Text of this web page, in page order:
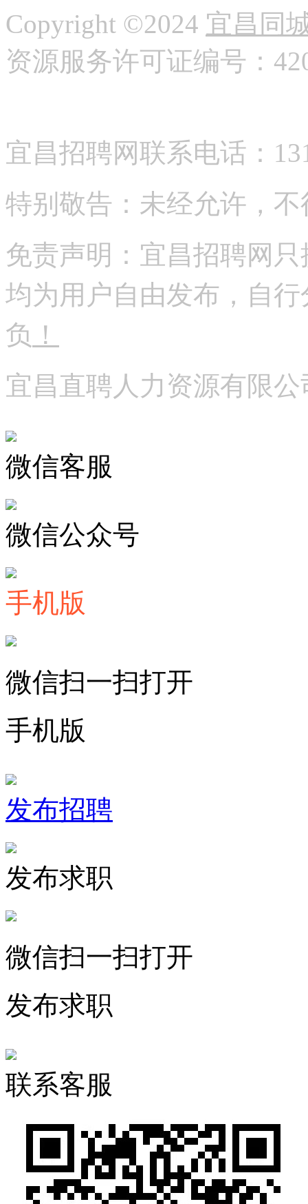
Copyright ©2024 宜昌同
资源服务许可证编号：
宜昌招聘网联系电话：
特别敬告：未经允许，
免责声明：宜昌招聘网
均为用户自由发布，自
负 ！
宜昌直聘人力资源有限
微信客服
微信公众号
手机版
微信扫一扫打开
手机版
发布招聘
发布求职
微信扫一扫打开
发布求职
联系客服